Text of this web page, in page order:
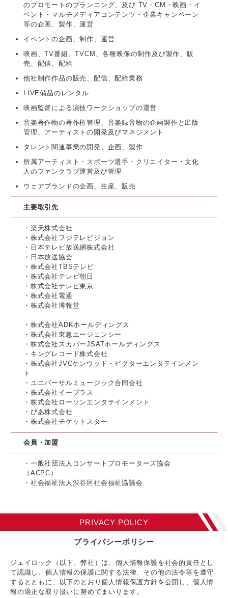
のプロモートのプランニング、及び TV・CM・映画・イ
ベント・マルチメディアコンテンツ・企業キャンペーン
等の企画、製作、運営
イベントの企画、制作、運営
映画、TV番組、TVCM、各種映像の制作及び製作、販
売、配信、配給
他社制作作品の販売、配信、配給業務
LIVE備品のレンタル
映画監督による演技ワークショップの運営
音楽著作物の著作権管理、音楽録音物の企画製作と出版
管理、アーティストの開発及びマネジメント
タレント関連事業の開発、企画、製作
所属アーティスト・スポーツ選手・クリエイター・文化
人のファンクラブ運営及び管理
ウェアブランドの企画、生産、販売
主要取引先
・楽天株式会社
・株式会社フジテレビジョン
・日本テレビ放送網株式会社
・日本放送協会
・株式会社TBSテレビ
・株式会社テレビ朝日
・株式会社テレビ東京
・株式会社電通
・株式会社博報堂
・株式会社ADKホールディングス
・株式会社東急エージェンシー
・株式会社スカパーJSATホールディングス
・キングレコード株式会社
・株式会社JVCケンウッド・ビクターエンタテインメン
ト
・ユニバーサルミュージック合同会社
・株式会社イープラス
・株式会社ローソンエンタテインメント
・ぴあ株式会社
・株式会社チケットスター
会員・加盟
・一般社団法人コンサートプロモーターズ協会
（ACPC）
・社会福祉法人渋谷区社会福祉協議会
PRIVACY POLICY
プライバシーポリシー
ジェイロック（以下、弊社）は、個人情報保護を社会的責任とし
て認識し、個人情報の保護に関する法律、その他の法令等を遵守
するとともに、以下のとおり個人情報保護方針を公開し、個人情
報の適正な取り扱いに努めてまいります。